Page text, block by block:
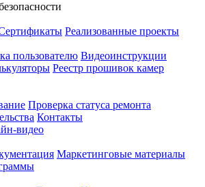
Реализованные проекты
пользователю Видеоинструкции
Реестр прошивок камер
Проверка статуса ремонта
Контакты
видео
Маркетинговые материалы